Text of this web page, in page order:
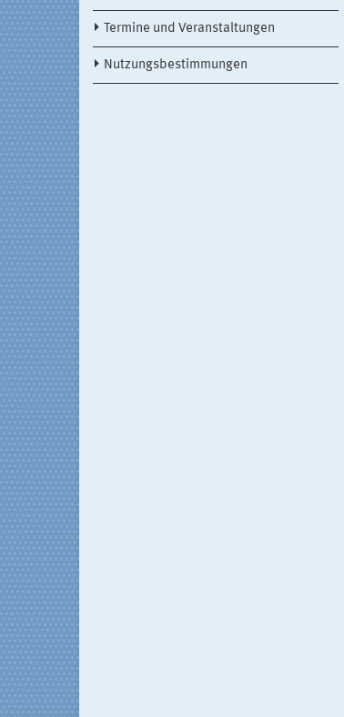
Termine und Veranstaltungen
Nutzungsbestimmungen